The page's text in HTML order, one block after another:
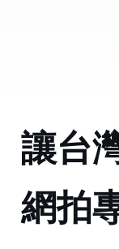
讓台
網拍